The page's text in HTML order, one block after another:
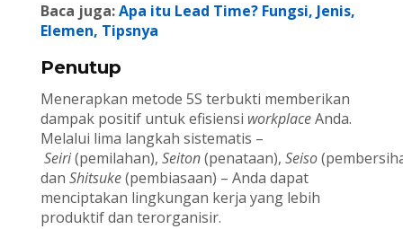
Baca juga:Apa itu Lead Time? Fungsi, Jenis,
Elemen, Tipsnya
Penutup
Menerapkan metode 5S terbukti memberikan
dampak positif untuk efisiensi workplaceAnda.
Melalui lima langkah sistematis –
Seiri(pemilahan), Seiton(penataan), Seiso
dan Shitsuke(pembiasaan) – Anda dapat
menciptakan lingkungan kerja yang lebih
produktif dan terorganisir.